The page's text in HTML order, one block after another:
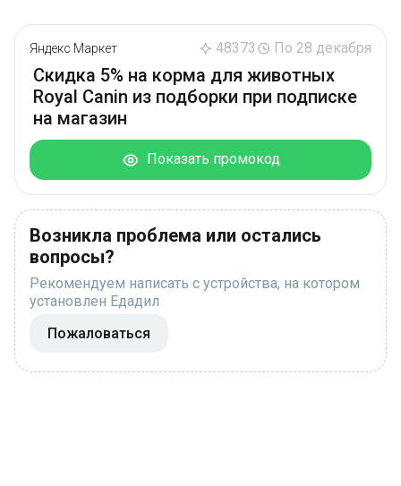
Яндекс Маркет 48373 По 28 декабря
Скидка 5% на корма для животных
Royal Canin из подборки при подписке
на магазин
Показать промокод
Возникла проблема или остались
вопросы?
Рекомендуем написать с устройства, на котором
установлен Едадил
Пожаловаться